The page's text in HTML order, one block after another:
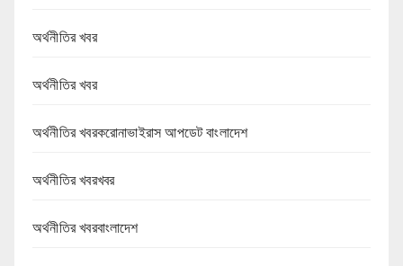
অর্থনীতির খবর
অর্থনীতির খবর
অর্থনীতির খবরকরোনাভাইরাস আপডেট বাংলাদেশ
অর্থনীতির খবরখবর
অর্থনীতির খবরবাংলাদেশ